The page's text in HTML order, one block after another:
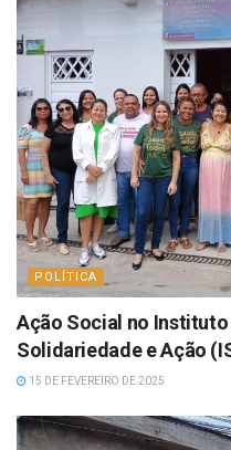
POLÍTICA
Ação Social no
Solidariedade e Ação
15 DE FEVEREIRO DE 2025